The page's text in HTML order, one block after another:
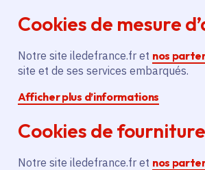
Cookies de mesure
Notre site iledefrance.fr et nos
site et de ses services embarqués.
Afficher plus d’informations
Cookies de
Notre site iledefrance.fr et nos